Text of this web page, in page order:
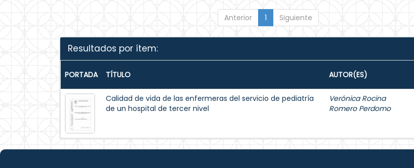
Anterior 1 Siguiente
Resultados por ítem:
PORTADA TÍTULO AUTOR(ES)
Calidad de vida de las enfermeras del servicio de pediatría
de un hospital de tercer nivel
Verónica Rocina
Romero Perdomo